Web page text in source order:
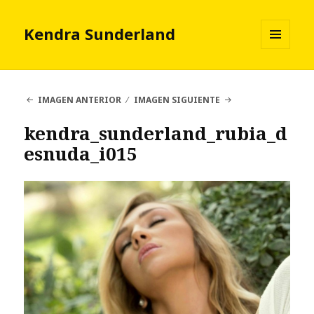
Kendra Sunderland
Y
IMAGEN ANTERIOR
IMAGEN SIGUIENTE
kendra_sunderland_rubia_d
esnuda_i015